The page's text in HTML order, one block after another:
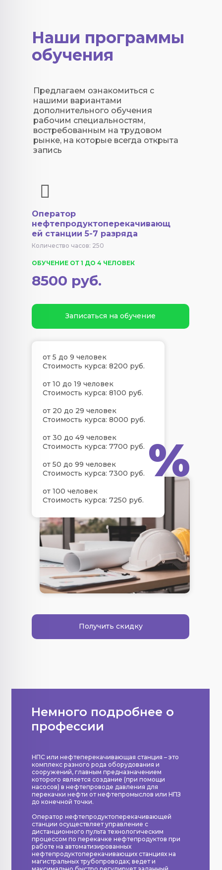
Наши программы
обучения
Предлагаем ознакомиться с
нашими вариантами
дополнительного обучения
рабочим специальностям,
востребованным на трудовом
рынке, на которые всегда открыта
запись
Оператор
нефтепродуктоперекачивающ
ей станции 5-7 разряда
Количество часов: 250
Записаться на обучение
ОБУЧЕНИЕ ОТ 1 ДО 4 ЧЕЛОВЕК
8500 руб.
от 5 до 9 человек
Стоимость курса: 8200 руб.
от 10 до 19 человек
Стоимость курса: 8100 руб.
от 20 до 29 человек
Стоимость курса: 8000 руб.
от 30 до 49 человек
Стоимость курса: 7700 руб.
от 50 до 99 человек
Стоимость курса: 7300 руб.
от 100 человек
Стоимость курса: 7250 руб.
Получить скидку
%
Немного подробнее о
профессии
НПС или нефтеперекачивающая станция – это
комплекс разного рода оборудования и
сооружений, главным предназначением
которого является создание (при помощи
насосов) в нефтепроводе давления для
перекачки нефти от нефтепромыслов или НПЗ
до конечной точки.
Оператор нефтепродуктоперекачивающей
станции осуществляет управление с
дистанционного пульта технологическим
процессом по перекачке нефтепродуктов при
работе на автоматизированных
нефтепродуктоперекачивающих станциях на
магистральных трубопроводах; ведет и